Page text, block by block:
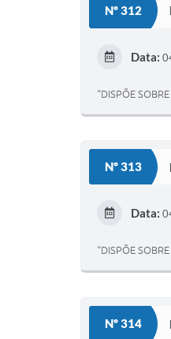
Nº 312
Data:
“DISPÕE
Nº 313
Data:
“DISPÕE
Nº 314